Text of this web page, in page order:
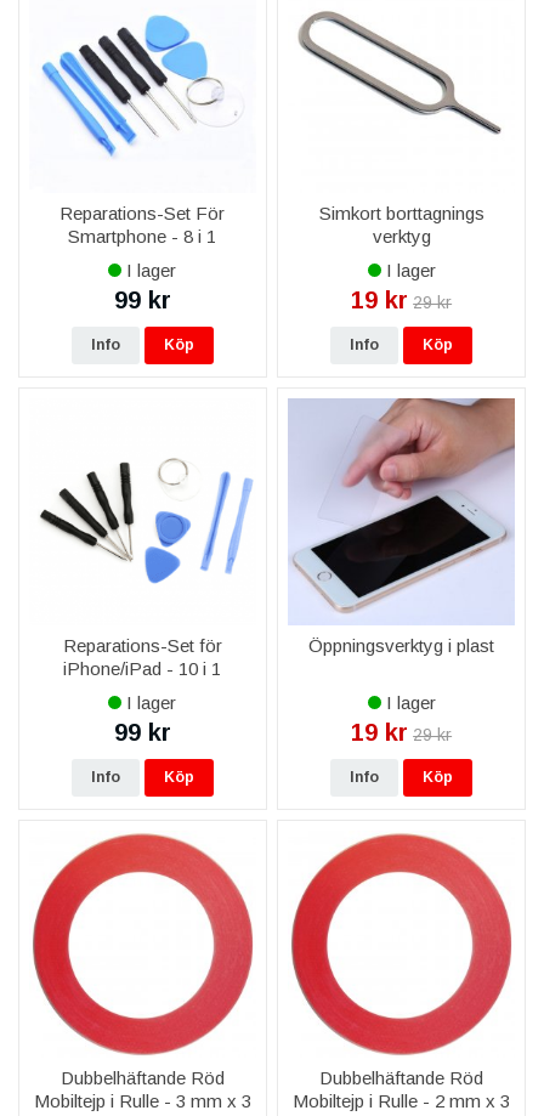
Har ni skärm och batteri till Huawei Honor 7?
Ja, både skärm i originalkvalitet och batteri med full kapacitet
finns till Huawei Honor 7.
Passar delarna exakt min Huawei Honor 7?
Alla delar är modellspecifika för Huawei Honor 7 och
Ingår garanti?
Ja, livstidsgaranti på reservdelen, fri frakt över 999 kr och
leverans 1–3 vardagar.
Kan ni montera delen åt mig?
Ja, via vår mobilreparation byter vi skärm, batteri och baksida
på Huawei Honor 7.
Reparations-Set För
Smartphone - 8 i 1
I lager
99 kr
Info Köp
Simkort borttagnings
verktyg
I lager
19 kr 29 kr
Info Köp
Reparations-Set för
iPhone/iPad - 10 i 1
I lager
99 kr
Info Köp
Öppningsverktyg i plast
I lager
19 kr 29 kr
Info Köp
Dubbelhäftande Röd
Mobiltejp i Rulle - 3 mm x 3
Dubbelhäftande Röd
Mobiltejp i Rulle - 2 mm x 3